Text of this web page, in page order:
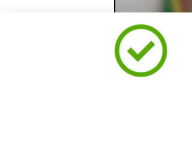
Видео: